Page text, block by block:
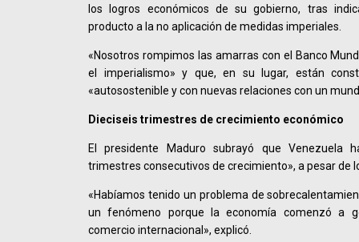
los logros económicos de su gobierno, tras
producto a la no aplicación de medidas imperiales.
«Nosotros rompimos las amarras con el Banco
el imperialismo» y que, en su lugar, están
«autosostenible y con nuevas relaciones con un
Dieciseis trimestres de crecimiento económico
El presidente Maduro subrayó que Venezuela
trimestres consecutivos de crecimiento», a pesar de
«Habíamos tenido un problema de
un fenómeno porque la economía comenzó a
comercio internacional», explicó.